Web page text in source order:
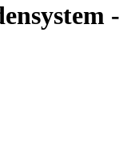
-